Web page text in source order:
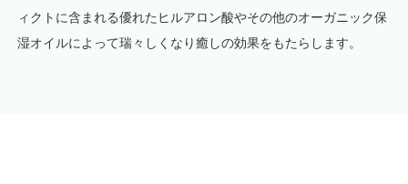
ィクトに含まれる優れたヒルアロン酸やその他のオーガニック保
湿オイルによって瑞々しくなり癒しの効果をもたらします。